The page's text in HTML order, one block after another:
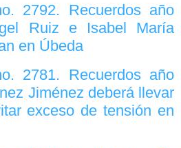
2792. Recuerdos año
Ruiz e Isabel María
en Úbeda
2781. Recuerdos año
Jiménez deberá llevar
exceso de tensión en